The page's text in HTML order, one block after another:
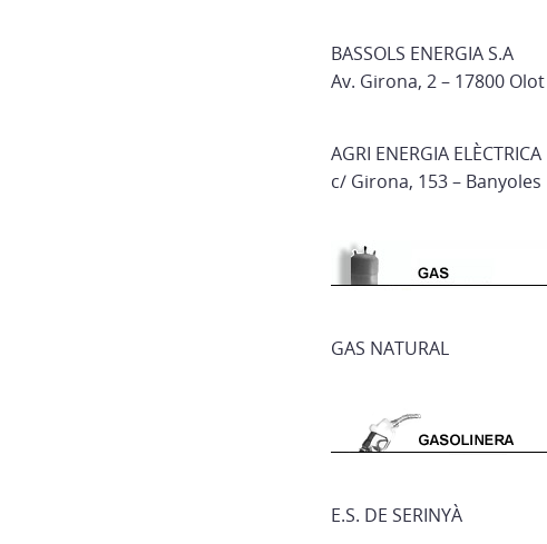
BASSOLS ENERGIA S.A
Av. Girona, 2 – 17800 Olot
AGRI ENERGIA ELÈCTRICA
c/ Girona, 153 – Banyoles
GAS NATURAL
E.S. DE SERINYÀ